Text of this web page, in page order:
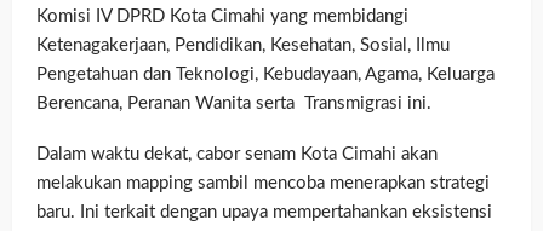
Komisi IV DPRD Kota Cimahi yang membidangi
Ketenagakerjaan, Pendidikan, Kesehatan, Sosial, Ilmu
Pengetahuan dan Teknologi, Kebudayaan, Agama, Keluarga
Berencana, Peranan Wanita serta Transmigrasi ini.
Dalam waktu dekat, cabor senam Kota Cimahi akan
melakukan mapping sambil mencoba menerapkan strategi
baru. Ini terkait dengan upaya mempertahankan eksistensi